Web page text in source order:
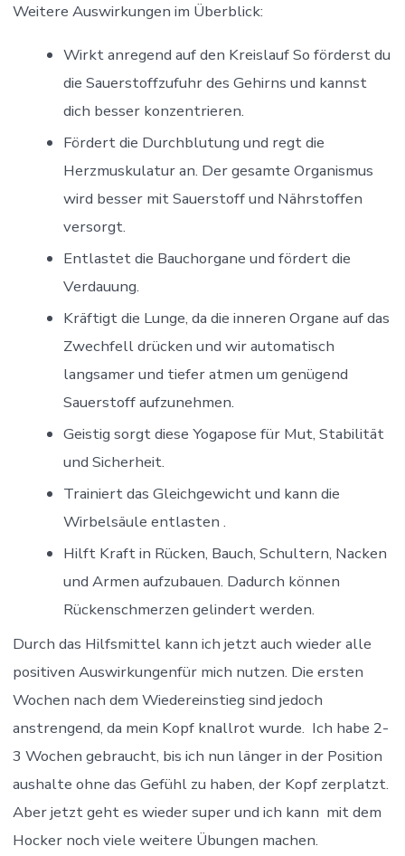
Weitere Auswirkungen im Überblick:
Wirkt anregend auf den Kreislauf So förderst du
die Sauerstoffzufuhr des Gehirns und kannst
dich besser konzentrieren.
Fördert die Durchblutung und regt die
Herzmuskulatur an. Der gesamte Organismus
wird besser mit Sauerstoff und Nährstoffen
versorgt.
Entlastet die Bauchorgane und fördert die
Verdauung.
Kräftigt die Lunge, da die inneren Organe auf das
Zwechfell drücken und wir automatisch
langsamer und tiefer atmen um genügend
Sauerstoff aufzunehmen.
Geistig sorgt diese Yogapose für Mut, Stabilität
und Sicherheit.
Trainiert das Gleichgewicht und kann die
Wirbelsäule entlasten .
Hilft Kraft in Rücken, Bauch, Schultern, Nacken
und Armen aufzubauen. Dadurch können
Rückenschmerzen gelindert werden.
Durch das Hilfsmittel kann ich jetzt auch wieder alle
positiven Auswirkungenfür mich nutzen. Die ersten
Wochen nach dem Wiedereinstieg sind jedoch
anstrengend, da mein Kopf knallrot wurde. Ich habe 2-
3 Wochen gebraucht, bis ich nun länger in der Position
aushalte ohne das Gefühl zu haben, der Kopf zerplatzt.
Aber jetzt geht es wieder super und ich kann mit dem
Hocker noch viele weitere Übungen machen.